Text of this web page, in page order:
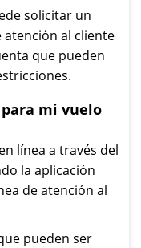
solicitar un
atención al cliente
que pueden
mi vuelo
línea a través del
la aplicación
de atención al
pueden ser